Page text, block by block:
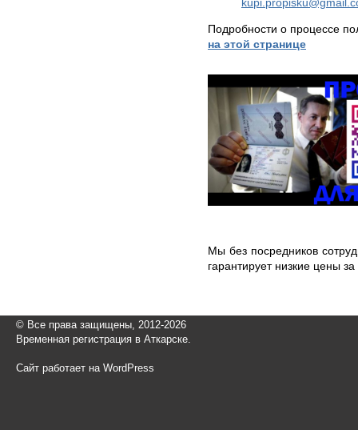
Подробности о процессе
на этой странице
Мы без посредников
гарантирует низкие цены
© Все права защищены, 2012-2026
Временная регистрация в Аткарске.
Сайт работает на WordPress